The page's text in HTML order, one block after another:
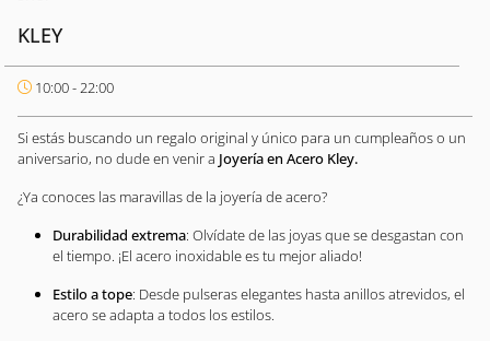
KLEY
10:00 - 22:00
Si estás buscando un regalo original y único para un cumpleaños o un
aniversario, no dude en venir a Joyería en Acero Kley.
¿Ya conoces las maravillas de la joyería de acero?
Durabilidad extrema: Olvídate de las joyas que se desgastan con
el tiempo. ¡El acero inoxidable es tu mejor aliado!
Estilo a tope: Desde pulseras elegantes hasta anillos atrevidos, el
acero se adapta a todos los estilos.